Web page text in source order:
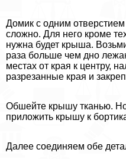
Домик с одним
сложно. Для него кроме
нужна будет крыша.
раза больше чем дно
местах от края к центру,
разрезанные края и
Обшейте крышу тканью.
приложить крышу к
Далее соединяем обе